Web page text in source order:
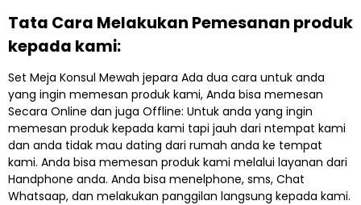
Tata Cara Melakukan Pemesanan produk
kepada kami:
Set Meja Konsul Mewah jepara Ada dua cara untuk anda
yang ingin memesan produk kami, Anda bisa memesan
Secara Online dan juga Offline: Untuk anda yang ingin
memesan produk kepada kami tapi jauh dari ntempat kami
dan anda tidak mau dating dari rumah anda ke tempat
kami. Anda bisa memesan produk kami melalui layanan dari
Handphone anda. Anda bisa menelphone, sms, Chat
Whatsaap, dan melakukan panggilan langsung kepada kami.